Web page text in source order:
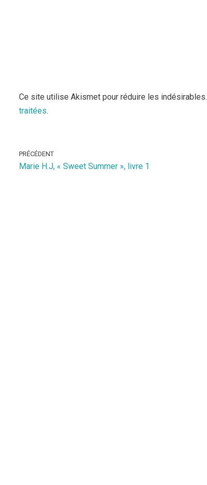
Ce site utilise Akismet pour réduire les indésirables.
traitées.
PRÉCÉDENT
Marie H.J, « Sweet Summer », livre 1